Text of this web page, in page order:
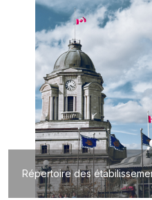
Répertoire des